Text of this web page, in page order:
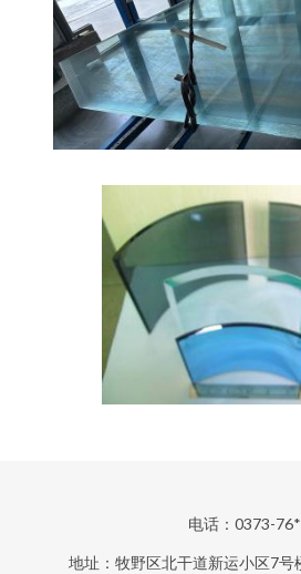
电话：0373-
地址：牧野区北干道新运小区7号